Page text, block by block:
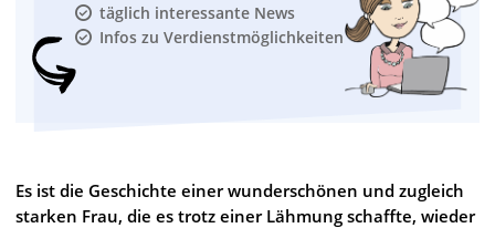
täglich interessante News
Infos zu Verdienstmöglichkeiten
Es ist die Geschichte einer wunderschönen und zugleich
starken Frau, die es trotz einer Lähmung schaffte, wieder